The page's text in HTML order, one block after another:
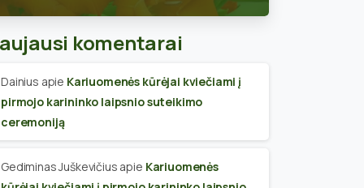
skyriaus narius
komentarai
Dainius apie Kariuomenės kūrėjai kviečiami į
pirmojo karininko laipsnio suteikimo
ceremoniją
Gediminas Juškevičius apie Kariuomenės